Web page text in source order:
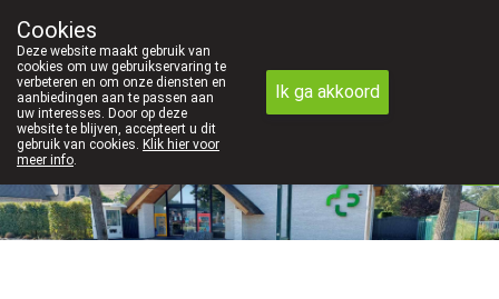
011/34 04 04
Vandaag Nugesloten
Cookies
Deze website maakt gebruik van
cookies om uw gebruikservaring te
verbeteren en om onze diensten en
aanbiedingen aan te passen aan
uw interesses. Door op deze
website te blijven, accepteert u dit
gebruik van cookies. Klik hier voor
meer info.
Ik ga akkoord